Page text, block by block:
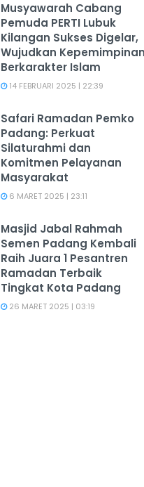
Musyawarah Cabang
Pemuda PERTI Lubuk
Kilangan Sukses Digelar,
Wujudkan Kepemimpinan
Berkarakter Islam
14 FEBRUARI 2025 | 22:39
Safari Ramadan Pemko
Padang: Perkuat
Silaturahmi dan
Komitmen Pelayanan
Masyarakat
6 MARET 2025 | 23:11
Masjid Jabal Rahmah
Semen Padang Kembali
Raih Juara 1 Pesantren
Ramadan Terbaik
Tingkat Kota Padang
26 MARET 2025 | 03:19